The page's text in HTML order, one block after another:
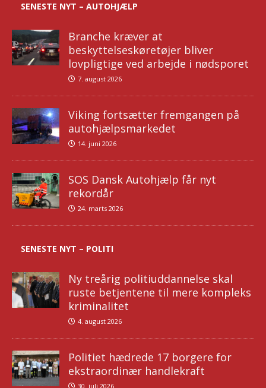
SENESTE NYT – AUTOHJÆLP
Branche kræver at
beskyttelseskøretøjer bliver
lovpligtige ved arbejde i nødsporet
7. august 2026
Viking fortsætter fremgangen på
autohjælpsmarkedet
14. juni 2026
SOS Dansk Autohjælp får nyt
rekordår
24. marts 2026
SENESTE NYT – POLITI
Ny treårig politiuddannelse skal
ruste betjentene til mere kompleks
kriminalitet
4. august 2026
Politiet hædrede 17 borgere for
ekstraordinær handlekraft
30. juli 2026